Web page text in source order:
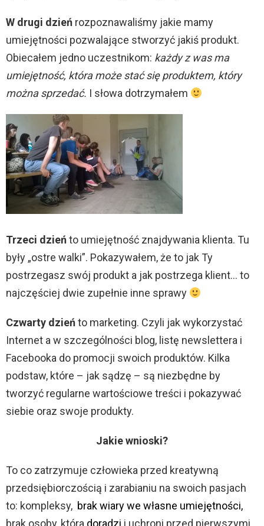
W drugi dzień rozpoznawaliśmy jakie mamy
umiejętności pozwalające stworzyć jakiś produkt.
Obiecałem jedno uczestnikom: każdy z was ma
umiejętność, która może stać się produktem, który
można sprzedać. I słowa dotrzymałem
Trzeci dzieńto umiejętność znajdywania klienta. Tu
były „ostre walki”. Pokazywałem, że to jak Ty
postrzegasz swój produkt a jak postrzega klient… to
najczęściej dwie zupełnie inne sprawy
Czwarty dzieńto marketing. Czyli jak wykorzystać
Internet a w szczególności blog, listę newslettera i
Facebooka do promocji swoich produktów. Kilka
podstaw, które – jak sądzę – są niezbędne by
tworzyć regularne wartościowe treści i pokazywać
siebie oraz swoje produkty.
Jakie wnioski?
To co zatrzymuje człowieka przed kreatywną
przedsiębiorczością i zarabianiu na swoich pasjach
to: kompleksy, brak wiary we własne umiejętności,
brak osoby, która doradzi i uchroni przed pierwszymi